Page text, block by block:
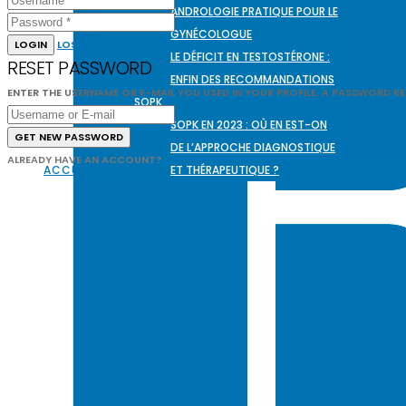
ACCUEIL
ANDROLOGIE PRATIQUE POUR LE
GYNÉCOLOGUE
LE DÉFICIT EN TESTOSTÉRONE :
ENFIN DES RECOMMANDATIONS
SOPK
SOPK EN 2023 : OÙ EN EST-ON
DE L’APPROCHE DIAGNOSTIQUE
ET THÉRAPEUTIQUE ?
LOGIN LOST PASSWORD?
RESET PASSWORD
ENTER THE USERNAME OR E-MAIL YOU USED IN YOUR PROFILE. A PASSWORD
GET NEW PASSWORD
ALREADY HAVE AN ACCOUNT?